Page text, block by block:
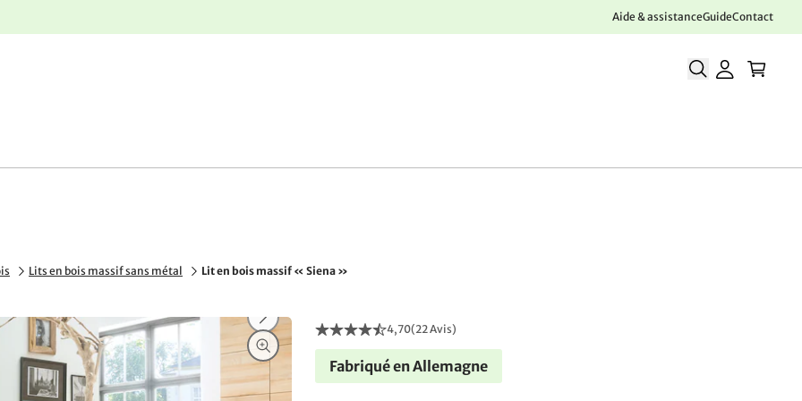
Aide & assistanceGuideContact
Lits en bois massif sans métal Lit en bois massif « Siena »
4,70(22 Avis)
Fabriqué en Allemagne